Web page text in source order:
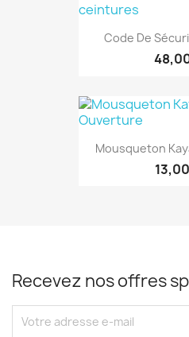
Code De
Mousqueton
Recevez nos offres